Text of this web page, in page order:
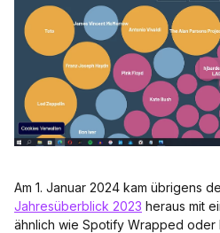
Am 1. Januar 2024 kam übrigens
Jahresüberblick 2023 heraus mit
ähnlich wie Spotify Wrapped oder